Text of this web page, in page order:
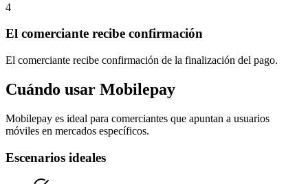
4
El comerciante recibe confirmación
El comerciante recibe confirmación de la finalización del pago.
Cuándo usar Mobilepay
Mobilepay es ideal para comerciantes que apuntan a usuarios
móviles en mercados específicos.
Escenarios ideales